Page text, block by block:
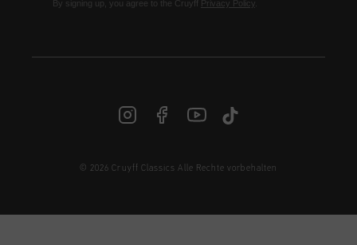
DE | € EUR
By signing up, you agree to the Cruyff Privacy Policy
© 2026 Cruyff Classics Alle Rechte vorbehalten